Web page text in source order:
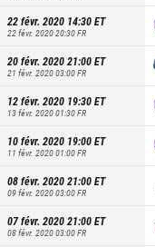
22 févr. 2020 14:30ET
22 févr. 2020 20:30FR
20 févr. 2020 21:00ET
21 févr. 2020 03:00FR
12 févr. 2020 19:30ET
13 févr. 2020 01:30FR
10 févr. 2020 19:00ET
11 févr. 2020 01:00FR
08 févr. 2020 21:00ET
09 févr. 2020 03:00FR
07 févr. 2020 21:00ET
08 févr. 2020 03:00FR